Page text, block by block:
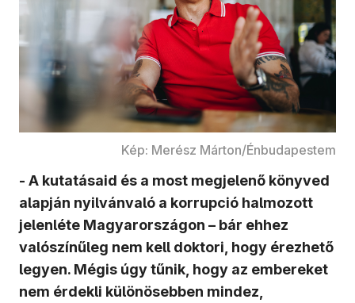
Kép: Merész Márton/Énbudapestem
- A kutatásaid és a most megjelenő könyved
alapján nyilvánvaló a korrupció halmozott
jelenléte Magyarországon – bár ehhez
valószínűleg nem kell doktori, hogy érezhető
legyen. Mégis úgy tűnik, hogy az embereket
nem érdekli különösebben mindez,